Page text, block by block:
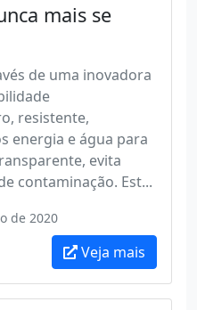
mais se
de uma inovadora
resistente,
energia e água para
evita
contaminação. Est...
de 2020
Veja mais